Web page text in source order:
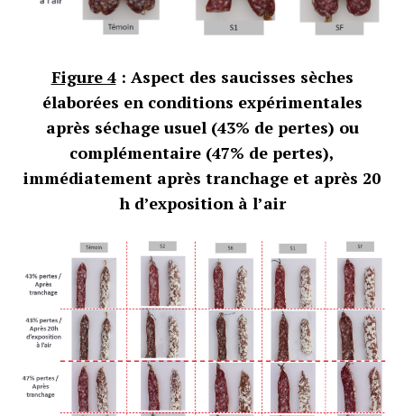
Figure 4: Aspect des saucisses sèches
élaborées en conditions expérimentales
après séchage usuel (43% de pertes) ou
complémentaire (47% de pertes),
immédiatement après tranchage et après 20
h d’exposition à l’air